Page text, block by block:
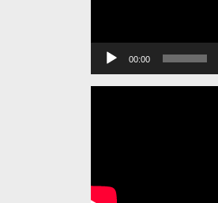
00:00